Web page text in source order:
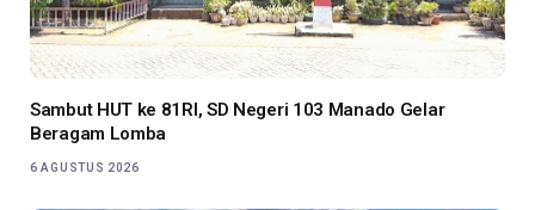
Sambut HUT ke 81RI, SD Negeri 103 Manado Gelar
Beragam Lomba
6 AGUSTUS 2026